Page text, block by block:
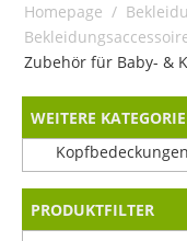
Homepage /
Zubehör für Baby- &
WEITERE
PRODUKTFILTER